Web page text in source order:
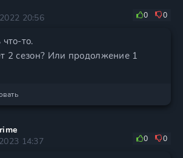
20:56
0 0
то.
2 сезон? Или продолжение 1
14:37
0 0